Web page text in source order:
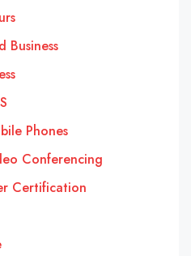
Business
Phones
Conferencing
Certification